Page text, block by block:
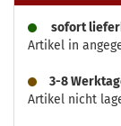
sofort
Artikel in
3-8
Artikel nicht